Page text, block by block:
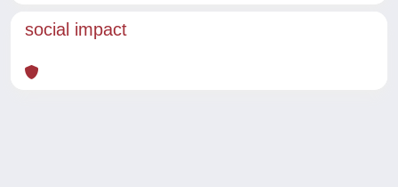
social impact